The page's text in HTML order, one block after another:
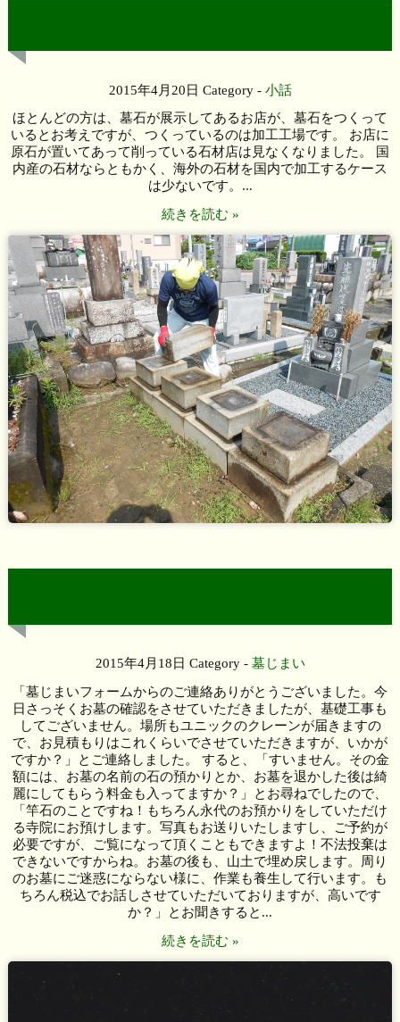
2015年4月20日 Category - 小話
ほとんどの方は、墓石が展示してあるお店が、墓石をつくって
いるとお考えですが、つくっているのは加工工場です。 お店に
原石が置いてあって削っている石材店は見なくなりました。 国
内産の石材ならともかく、海外の石材を国内で加工するケース
は少ないです。...
続きを読む »
2015年4月18日 Category - 墓じまい
「墓じまいフォームからのご連絡ありがとうございました。今
日さっそくお墓の確認をさせていただきましたが、基礎工事も
してございません。場所もユニックのクレーンが届きますの
で、お見積もりはこれくらいでさせていただきますが、いかが
ですか？」とご連絡しました。 すると、「すいません。その金
額には、お墓の名前の石の預かりとか、お墓を退かした後は綺
麗にしてもらう料金も入ってますか？」とお尋ねでしたので、
「竿石のことですね！もちろん永代のお預かりをしていただけ
る寺院にお預けします。写真もお送りいたしますし、ご予約が
必要ですが、ご覧になって頂くこともできますよ！不法投棄は
できないですからね。お墓の後も、山土で埋め戻します。周り
のお墓にご迷惑にならない様に、作業も養生して行います。も
ちろん税込でお話しさせていただいておりますが、高いです
か？」とお聞きすると...
続きを読む »